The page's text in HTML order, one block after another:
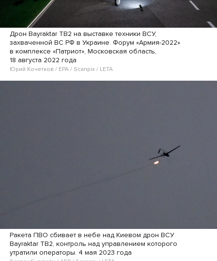
Дрон Bayraktar TB2 на выставке техники ВСУ,
захваченной ВС РФ в Украине. Форум «Армия-2022»
в комплексе «Патриот», Московская область,
18 августа 2022 года
Юрий Кочетков / EPA / Scanpix / LETA
Ракета ПВО сбивает в небе над Киевом дрон ВСУ
Bayraktar TB2, контроль над управлением которого
утратили операторы. 4 мая 2023 года